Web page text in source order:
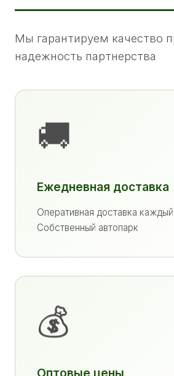
Мы гарантируем качество
надежность партнерства
🚚
Ежедневная доставка
Оперативная доставка
Собственный автопарк
💰
Оптовые цены